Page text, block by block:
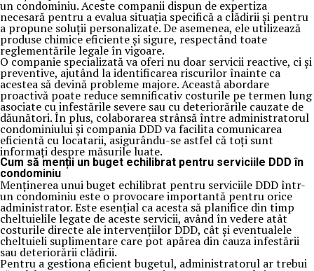
un condominiu. Aceste companii dispun de expertiza
necesară pentru a evalua situația specifică a clădirii și pentru
a propune soluții personalizate. De asemenea, ele utilizează
produse chimice eficiente și sigure, respectând toate
reglementările legale în vigoare.
O companie specializată va oferi nu doar servicii reactive, ci și
preventive, ajutând la identificarea riscurilor înainte ca
acestea să devină probleme majore. Această abordare
proactivă poate reduce semnificativ costurile pe termen lung
asociate cu infestările severe sau cu deteriorările cauzate de
dăunători. În plus, colaborarea strânsă între administratorul
condominiului și compania DDD va facilita comunicarea
eficientă cu locatarii, asigurându-se astfel că toți sunt
informați despre măsurile luate.
Cum să menții un buget echilibrat pentru serviciile DDD în
condominiu
Menținerea unui buget echilibrat pentru serviciile DDD într-
un condominiu este o provocare importantă pentru orice
administrator. Este esențial ca acesta să planifice din timp
cheltuielile legate de aceste servicii, având în vedere atât
costurile directe ale intervențiilor DDD, cât și eventualele
cheltuieli suplimentare care pot apărea din cauza infestării
sau deteriorării clădirii.
Pentru a gestiona eficient bugetul, administratorul ar trebui